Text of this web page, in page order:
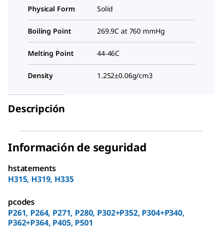
Physical Form Solid
Boiling Point 269.9C at 760 mmHg
Melting Point 44-46C
Density 1.252±0.06g/cm3
Descripción
Información de seguridad
hstatements
H315, H319, H335
pcodes
P261, P264, P271, P280, P302+P352, P304+P340,
P362+P364, P405, P501